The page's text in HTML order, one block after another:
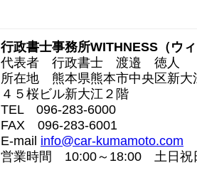
行政書士事務所WITHNESS（ウ
代表者 行政書士 渡邉 徳人
所在地 熊本県熊本市中央区新大
４５桜ビル新大江２階
TEL 096-283-6000
FAX 096-283-6001
E-mail info@car-kumamoto.com
営業時間 10:00～18:00 土日祝